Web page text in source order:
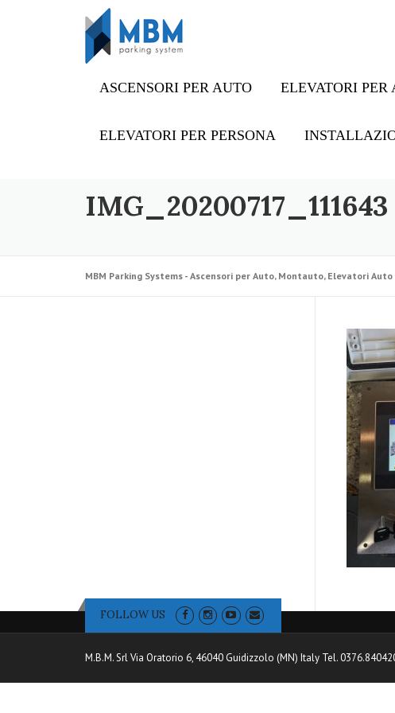
ASCENSORI PER AUTO ELEVATORI PER
ELEVATORI PER PERSONA
IMG_20200717_111643
MBM Parking Systems - Ascensori per Auto, Montauto, Elevatori
FOLLOW US
M.B.M. Srl Via Oratorio 6, 46040 Guidizzolo (MN) Italy Tel.